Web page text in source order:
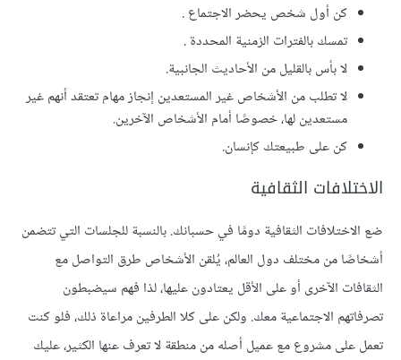
كن أول شخص يحضر الاجتماع .
تمسك بالفترات الزمنية المحددة .
لا بأس بالقليل من الأحاديث الجانبية.
لا تطلب من الأشخاص غير المستعدين إنجاز مهام تعتقد أنهم غير
مستعدين لها، خصوصًا أمام الأشخاص الآخرين.
كن على طبيعتك كإنسان.
الاختلافات الثقافية
ضع الاختلافات الثقافية دومًا في حسبانك. بالنسبة للجلسات التي تتضمن
أشخاصًا من مختلف دول العالم، يُلقن الأشخاص طرق التواصل مع
الثقافات الآخرى أو على الأقل يعتادون عليها، لذا فهم سيضبطون
تصرفاتهم الاجتماعية معك. ولكن على كلا الطرفين مراعاة ذلك، فلو كنت
تعمل على مشروع مع عميل أصله من منطقة لا تعرف عنها الكثير، عليك